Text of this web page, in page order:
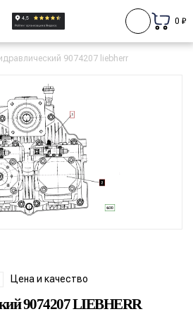
0 ₽
9074207 liebherr
Цена и качество
9074207 LIEBHERR